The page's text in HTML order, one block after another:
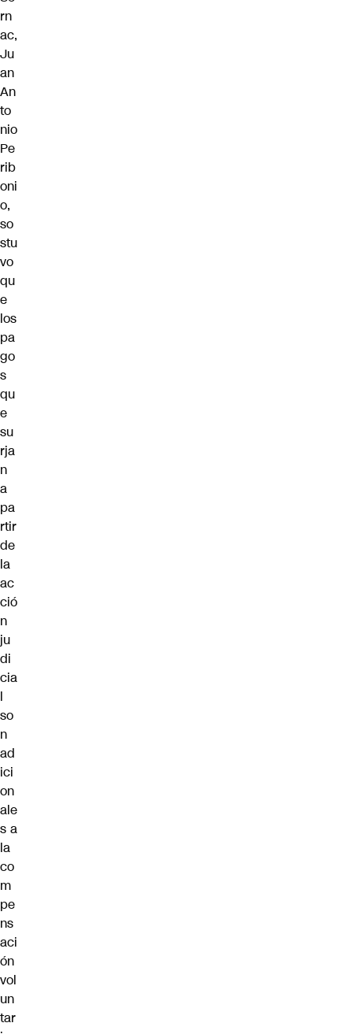
rn
ac,
Ju
an
An
to
nio
Pe
rib
oni
o,
so
stu
vo
qu
e
los
pa
go
s
qu
e
su
rja
n
a
pa
rtir
de
la
ac
ció
n
ju
di
cia
l
so
n
ad
ici
on
ale
s a
la
co
m
pe
ns
aci
ón
vol
un
tar